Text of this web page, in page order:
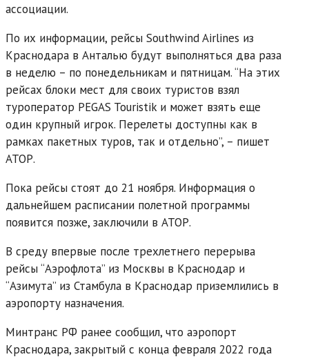
ассоциации.
По их информации, рейсы Southwind Airlines из
Краснодара в Анталью будут выполняться два раза
в неделю – по понедельникам и пятницам. “На этих
рейсах блоки мест для своих туристов взял
туроператор PEGAS Touristik и может взять еще
один крупный игрок. Перелеты доступны как в
рамках пакетных туров, так и отдельно”, – пишет
АТОР.
Пока рейсы стоят до 21 ноября. Информация о
дальнейшем расписании полетной программы
появится позже, заключили в АТОР.
В среду впервые после трехлетнего перерыва
рейсы “Аэрофлота” из Москвы в Краснодар и
“Азимута” из Стамбула в Краснодар приземлились в
аэропорту назначения.
Минтранс РФ ранее сообщил, что аэропорт
Краснодара, закрытый с конца февраля 2022 года